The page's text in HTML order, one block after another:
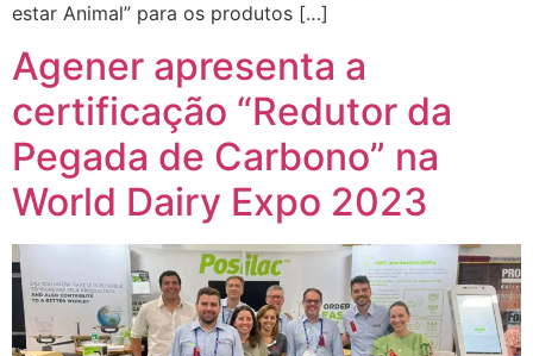
estar Animal” para os produtos […]
Agener apresenta a
certificação “Redutor da
Pegada de Carbono” na
World Dairy Expo 2023